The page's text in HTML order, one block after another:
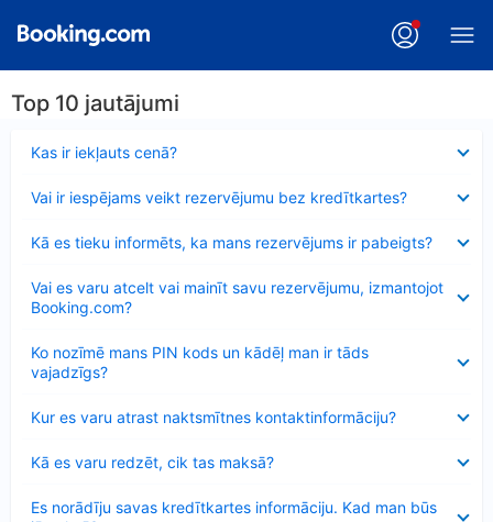
Top 10 jautājumi
Kas ir iekļauts cenā?
Vai ir iespējams veikt rezervējumu bez kredītkartes?
Kā es tieku informēts, ka mans rezervējums ir pabeigts?
Vai es varu atcelt vai mainīt savu rezervējumu, izmantojot
Booking.com?
Ko nozīmē mans PIN kods un kādēļ man ir tāds
vajadzīgs?
Kur es varu atrast naktsmītnes kontaktinformāciju?
Kā es varu redzēt, cik tas maksā?
Es norādīju savas kredītkartes informāciju. Kad man būs